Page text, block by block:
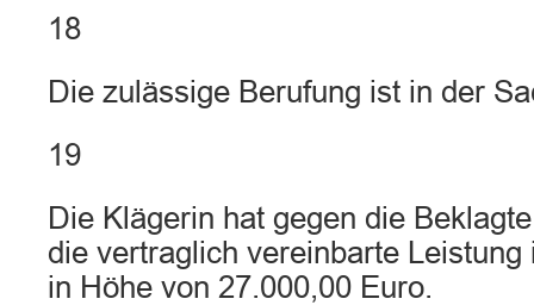
18
Die zulässige Berufung ist in der
19
Die Klägerin hat gegen die
die vertraglich vereinbarte Leistung
in Höhe von 27.000,00 Euro.